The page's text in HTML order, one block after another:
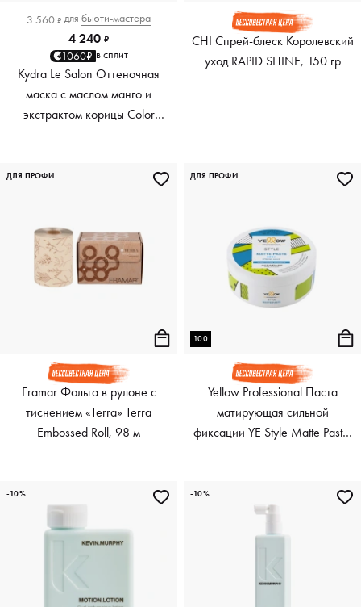
3 560 ₽ для бьюти-мастера
4 240 ₽
1060₽ в сплит
Kydra Le Salon Оттеночная
маска с маслом манго и
экстрактом корицы Color
CHI Спрей-блеск Королевский
уход RAPID SHINE, 150 гр
Framar Фольга в рулоне с
тиснением «Terra» Terra
Embossed Roll, 98 м
ДЛЯ ПРОФИ
100
Yellow Professional Паста
матирующая сильной
фиксации YE Style Matte Paste,
ДЛЯ ПРОФИ
-10% -10%